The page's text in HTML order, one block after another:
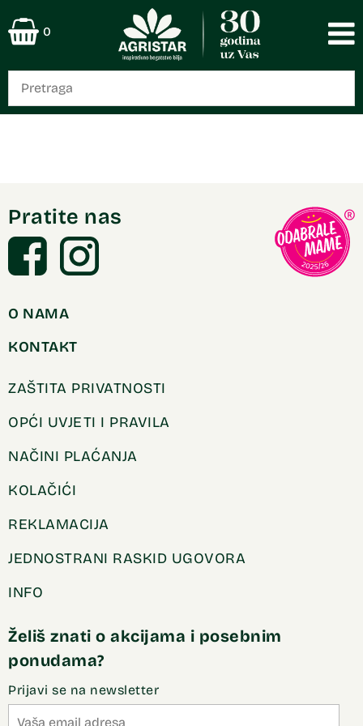
0
Pratite nas
O NAMA
KONTAKT
ZAŠTITA PRIVATNOSTI
OPĆI UVJETI I PRAVILA
NAČINI PLAĆANJA
KOLAČIĆI
REKLAMACIJA
JEDNOSTRANI RASKID UGOVORA
INFO
Želiš znati o akcijama i posebnim
ponudama?
Prijavi se na newsletter